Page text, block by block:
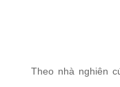
Theo nhà nghiên